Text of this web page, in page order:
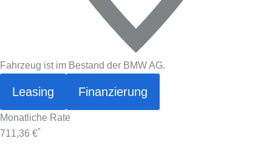
Fahrzeug ist im Bestand der BMW AG.
Leasing Finanzierung
Monatliche Rate
711,36 €*